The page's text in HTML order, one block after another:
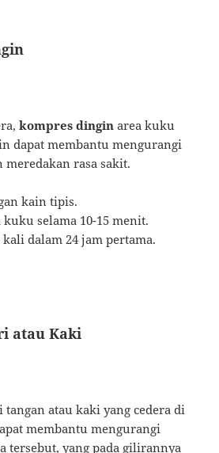
kompres dingin area kuku
dapat membantu mengurangi
meredakan rasa sakit.
kain tipis.
selama 10-15 menit.
dalam 24 jam pertama.
atau Kaki
atau kaki yang cedera di
membantu mengurangi
tersebut, yang pada gilirannya